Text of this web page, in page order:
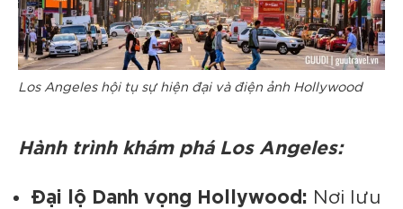
Los Angeles hội tụ sự hiện đại và điện ảnh Hollywood
Hành trình khám phá Los Angeles:
Đại lộ Danh vọng Hollywood: Nơi lưu